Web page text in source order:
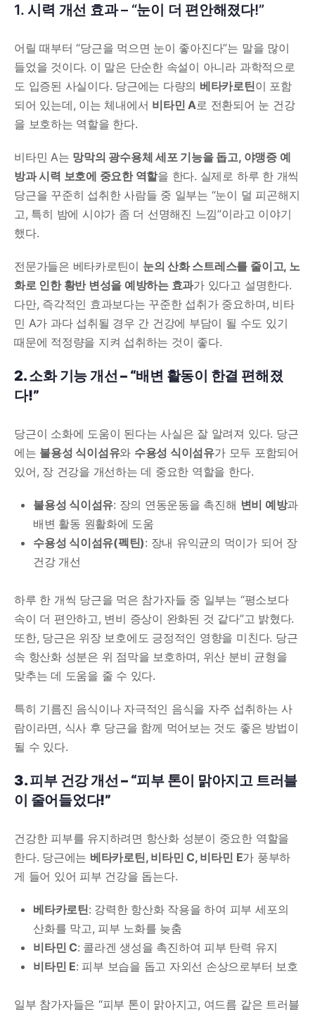
1. 시력 개선 효과 – “눈이 더 편안해졌다!”
어릴 때부터 “당근을 먹으면 눈이 좋아진다”는 말을 많이
들었을 것이다. 이 말은 단순한 속설이 아니라 과학적으로
도 입증된 사실이다. 당근에는 다량의 베타카로틴이 포함
되어 있는데, 이는 체내에서 비타민 A 로 전환되어 눈 건강
을 보호하는 역할을 한다.
비타민 A는 망막의 광수용체 세포 기능을 돕고, 야맹증 예
방과 시력 보호에 중요한 역할을 한다. 실제로 하루 한 개씩
당근을 꾸준히 섭취한 사람들 중 일부는 “눈이 덜 피곤해지
고, 특히 밤에 시야가 좀 더 선명해진 느낌”이라고 이야기
했다.
전문가들은 베타카로틴이 눈의 산화 스트레스를 줄이고, 노
화로 인한 황반 변성을 예방하는 효과가 있다고 설명한다.
다만, 즉각적인 효과보다는 꾸준한 섭취가 중요하며, 비타
민 A가 과다 섭취될 경우 간 건강에 부담이 될 수도 있기
때문에 적정량을 지켜 섭취하는 것이 좋다.
2. 소화 기능 개선 – “배변 활동이 한결 편해졌
다!”
당근이 소화에 도움이 된다는 사실은 잘 알려져 있다. 당근
에는 불용성 식이섬유와 수용성 식이섬유가 모두 포함되어
있어, 장 건강을 개선하는 데 중요한 역할을 한다.
불용성 식이섬유: 장의 연동운동을 촉진해 변비 예방과
배변 활동 원활화에 도움
수용성 식이섬유(펙틴): 장내 유익균의 먹이가 되어 장
건강 개선
하루 한 개씩 당근을 먹은 참가자들 중 일부는 “평소보다
속이 더 편안하고, 변비 증상이 완화된 것 같다”고 밝혔다.
또한, 당근은 위장 보호에도 긍정적인 영향을 미친다. 당근
속 항산화 성분은 위 점막을 보호하며, 위산 분비 균형을
맞추는 데 도움을 줄 수 있다.
특히 기름진 음식이나 자극적인 음식을 자주 섭취하는 사
람이라면, 식사 후 당근을 함께 먹어보는 것도 좋은 방법이
될 수 있다.
3. 피부 건강 개선 – “피부 톤이 맑아지고 트러블
이 줄어들었다!”
건강한 피부를 유지하려면 항산화 성분이 중요한 역할을
한다. 당근에는 베타카로틴, 비타민 C, 비타민 E가 풍부하
게 들어 있어 피부 건강을 돕는다.
베타카로틴: 강력한 항산화 작용을 하여 피부 세포의
산화를 막고, 피부 노화를 늦춤
비타민 C: 콜라겐 생성을 촉진하여 피부 탄력 유지
비타민 E: 피부 보습을 돕고 자외선 손상으로부터 보호
일부 참가자들은 “피부 톤이 맑아지고, 여드름 같은 트러블